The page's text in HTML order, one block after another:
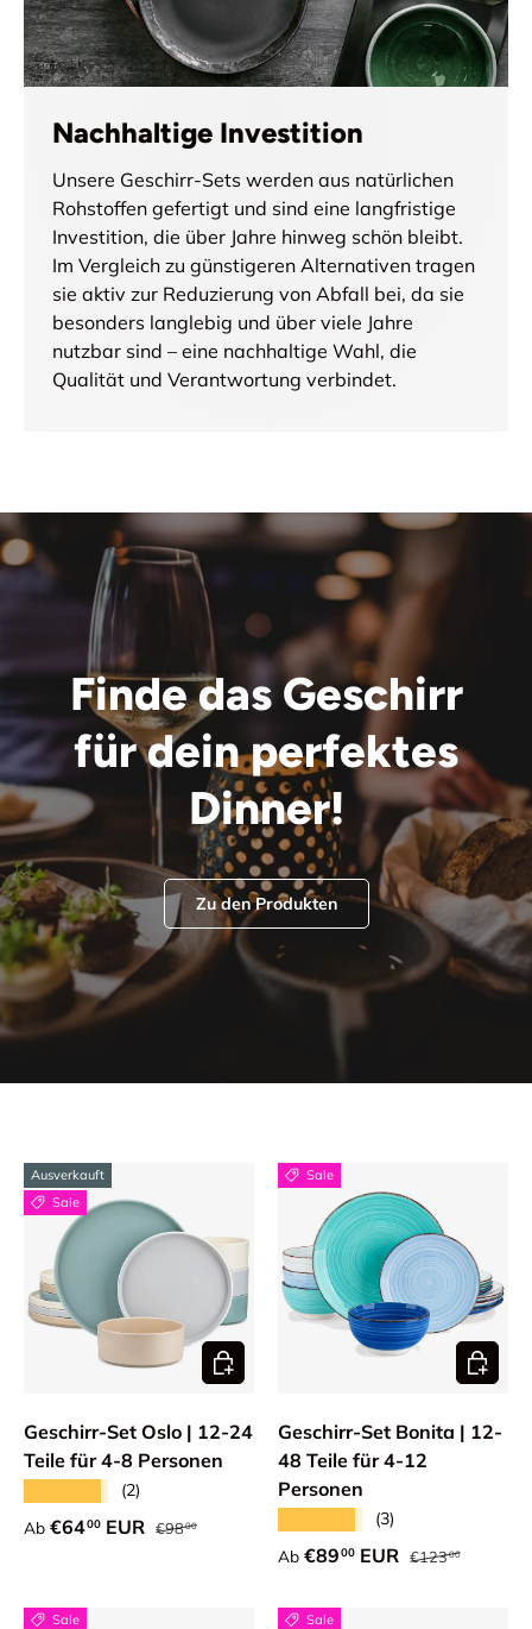
Nachhaltige Investition
Unsere Geschirr-Sets werden aus natürlichen
Rohstoffen gefertigt und sind eine langfristige
Investition, die über Jahre hinweg schön bleibt.
Im Vergleich zu günstigeren Alternativen tragen
sie aktiv zur Reduzierung von Abfall bei, da sie
besonders langlebig und über viele Jahre
nutzbar sind – eine nachhaltige Wahl, die
Qualität und Verantwortung verbindet.
Finde das Geschirr
für dein perfektes
Dinner!
Zu den Produkten
Ausverkauft
Sale
Geschirr-Set Oslo | 12-24
Teile für 4-8 Personen
(2)
Verkaufspreis
Ab €6400 EUR Normaler Preis
€9800
Optionen auswählen
Sale
Geschirr-Set Bonita | 12-
48 Teile für 4-12
Personen
(3)
Verkaufspreis
Ab €8900 EUR Normaler Preis
€12300
Sale Sale